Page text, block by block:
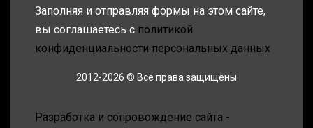
Заполняя и отправляя формы на этом сайте,
вы соглашаетесь с политикой
конфиденциальности персональных данных
2012-2026 © Все права защищены
Разработка и сопровождение сайта -